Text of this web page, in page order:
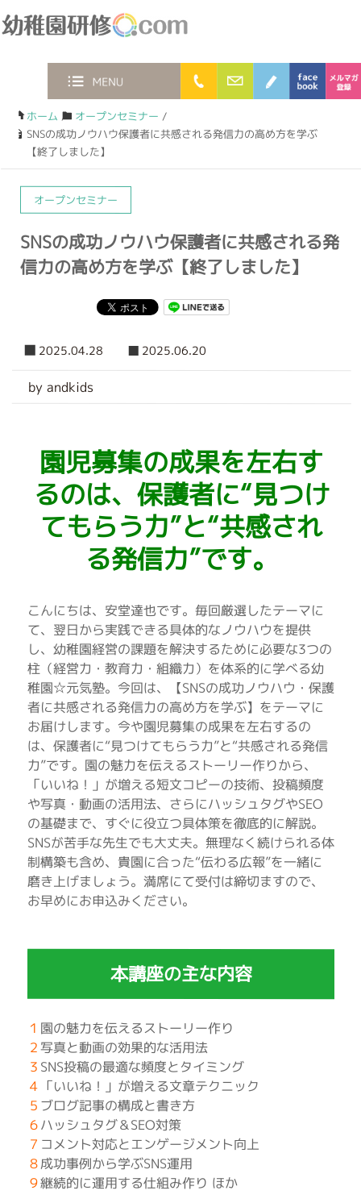
MENU 0120-36-2023
お問合わせフォー
ブログ
ホーム / オープンセミナー /
SNSの成功ノウハウ保護者に共感される発信力の高め方を学ぶ
【終了しました】
オープンセミナー
SNSの成功ノウハウ保護者に共感される発
信力の高め方を学ぶ【終了しました】
2025.04.28 2025.06.20
by andkids
園児募集の成果を左右す
るのは、保護者に“見つけ
てもらう力”と“共感され
る発信力”です。
こんにちは、安堂達也です。毎回厳選したテーマに
て、翌日から実践できる具体的なノウハウを提供
し、幼稚園経営の課題を解決するために必要な3つの
柱（経営力・教育力・組織力）を体系的に学べる幼
稚園☆元気塾。今回は、【SNSの成功ノウハウ・保護
者に共感される発信力の高め方を学ぶ】をテーマに
お届けします。今や園児募集の成果を左右するの
は、保護者に“見つけてもらう力”と“共感される発信
力”です。園の魅力を伝えるストーリー作りから、
「いいね！」が増える短文コピーの技術、投稿頻度
や写真・動画の活用法、さらにハッシュタグやSEO
の基礎まで、すぐに役立つ具体策を徹底的に解説。
SNSが苦手な先生でも大丈夫。無理なく続けられる体
制構築も含め、貴園に合った“伝わる広報”を一緒に
磨き上げましょう。満席にて受付は締切ますので、
お早めにお申込みください。
本講座の主な内容
１ 園の魅力を伝えるストーリー作り
２写真と動画の効果的な活用法
３ SNS投稿の最適な頻度とタイミング
４ 「いいね！」が増える文章テクニック
５ ブログ記事の構成と書き方
６ハッシュタグ＆SEO対策
７ コメント対応とエンゲージメント向上
８成功事例から学ぶSNS運用
９継続的に運用する仕組み作り ほか